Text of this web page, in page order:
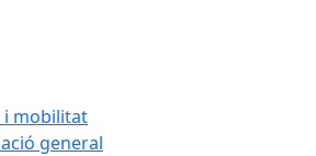
mobilitat
general